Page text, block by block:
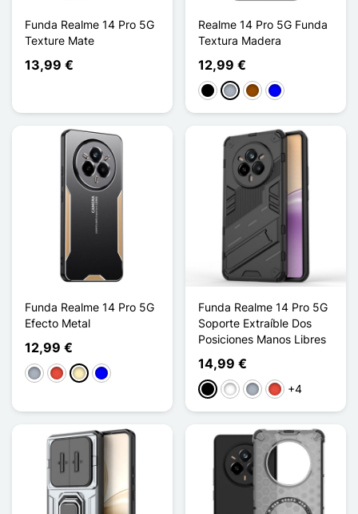
Funda Realme 14 Pro 5G
Texture Mate
13,99 €
Realme 14 Pro 5G Funda
Textura Madera
12,99 €
Negro
Gris Marrón
Azul
Funda Realme 14 Pro 5G
Efecto Metal
12,99 €
Gris RojoOro Azul
Funda Realme 14 Pro 5G
Soporte Extraíble Dos
Posiciones Manos Libres
14,99 €
NegroBlanco
Gris Rojo+4